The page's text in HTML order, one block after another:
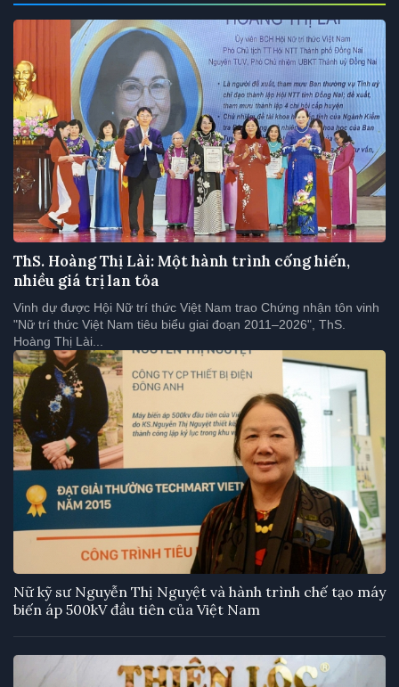
ThS. Hoàng Thị Lài: Một hành trình cống hiến,
nhiều giá trị lan tỏa
Vinh dự được Hội Nữ trí thức Việt Nam trao Chứng nhận tôn vinh
"Nữ trí thức Việt Nam tiêu biểu giai đoạn 2011–2026", ThS.
Hoàng Thị Lài...
Nữ kỹ sư Nguyễn Thị Nguyệt và hành trình chế tạo máy
biến áp 500kV đầu tiên của Việt Nam